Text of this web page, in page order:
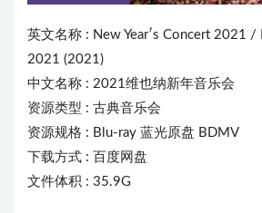
英文名称 : New Year′s Concert 2021 /
2021 (2021)
中文名称 : 2021维也纳新年音乐会
资源类型 : 古典音乐会
资源规格 : Blu-ray 蓝光原盘 BDMV
下载方式 : 百度网盘
文件体积 : 35.9G